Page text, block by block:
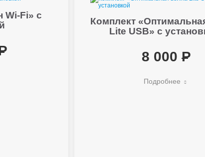
Wi-Fi» с
Комплект
Lite USB» с
8 000
Подробнее